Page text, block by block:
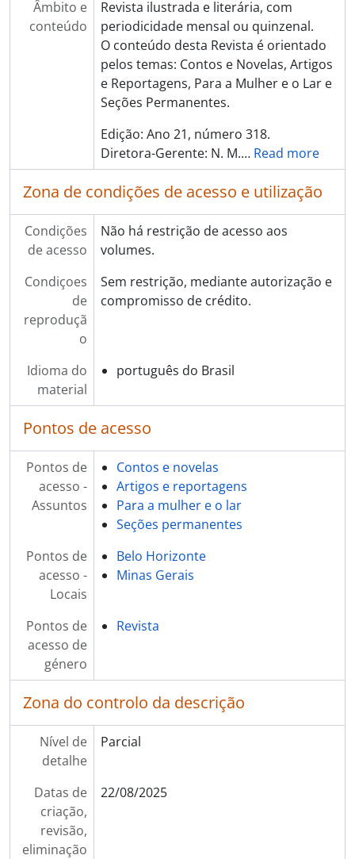
Âmbito e
conteúdo
Revista ilustrada e literária, com
periodicidade mensal ou quinzenal.
O conteúdo desta Revista é orientado
pelos temas: Contos e Novelas, Artigos
e Reportagens, Para a Mulher e o Lar e
Seções Permanentes.
Edição: Ano 21, número 318.
Diretora-Gerente: N. M.… Read more
Zona de condições de acesso e utilização
Condições
de acesso
Não há restrição de acesso aos
volumes.
Condiçoes
de
reproduçã
o
Sem restrição, mediante autorização e
compromisso de crédito.
Idioma do
material
português do Brasil
Pontos de acesso
Pontos de
acesso -
Assuntos
Contos e novelas
Artigos e reportagens
Para a mulher e o lar
Seções permanentes
Pontos de
acesso -
Locais
Belo Horizonte
Minas Gerais
Pontos de
acesso de
género
Revista
Zona do controlo da descrição
Nível de
detalhe
Parcial
Datas de
criação,
revisão,
eliminação
22/08/2025